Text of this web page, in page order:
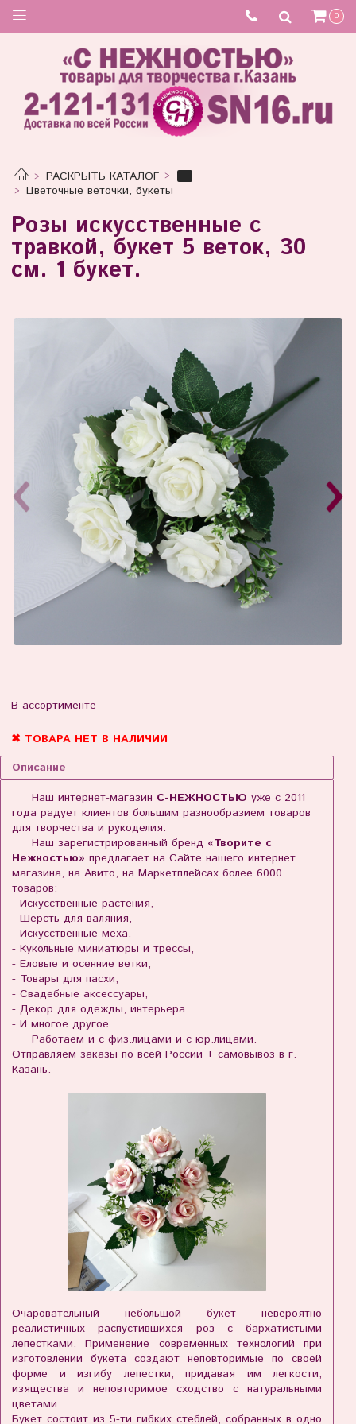
0
РАСКРЫТЬ КАТАЛОГ
-
Цветочные веточки, букеты
Розы искусственные с
травкой, букет 5 веток, 30
см. 1 букет.
В ассортименте
✖ ТОВАРА НЕТ В НАЛИЧИИ
Описание
Наш интернет-магазин С-НЕЖНОСТЬЮ уже с 2011
года радует клиентов большим разнообразием товаров
для творчества и рукоделия.
Наш зарегистрированный бренд «Творите с
Нежностью» предлагает на Сайте нашего интернет
магазина, на Авито, на Маркетплейсах более 6000
товаров:
- Искусственные растения,
- Шерсть для валяния,
- Искусственные меха,
- Кукольные миниатюры и трессы,
- Еловые и осенние ветки,
- Товары для пасхи,
- Свадебные аксессуары,
- Декор для одежды, интерьера
- И многое другое.
Работаем и с физ.лицами и с юр.лицами.
Отправляем заказы по всей России + самовывоз в г.
Казань.
Очаровательный небольшой букет невероятно
реалистичных распустившихся роз с бархатистыми
лепестками. Применение современных технологий при
изготовлении букета создают неповторимые по своей
форме и изгибу лепестки, придавая им легкости,
изящества и неповторимое сходство с натуральными
цветами.
Букет состоит из 5-ти гибких стеблей, собранных в одно
Товар отсутствует